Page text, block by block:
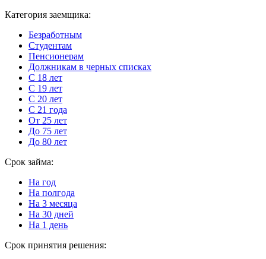
Категория заемщика:
Безработным
Студентам
Пенсионерам
Должникам в черных списках
С 18 лет
С 19 лет
С 20 лет
С 21 года
От 25 лет
До 75 лет
До 80 лет
Срок займа:
На год
На полгода
На 3 месяца
На 30 дней
На 1 день
Срок принятия решения: